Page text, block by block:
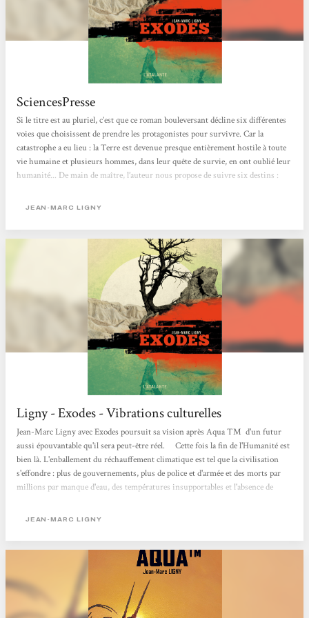
SciencesPresse
Si le titre est au pluriel, c’est que ce roman bouleversant décline six différentes
voies que choisissent de prendre les protagonistes pour survivre. Car la
catastrophe a eu lieu : la Terre est devenue presque entièrement hostile à toute
vie humaine et plusieurs hommes, dans leur quête de survie, en ont oublié leur
humanité... De main de maître, l’auteur nous propose de suivre six destins :
le salut dans les religions; tout détruire et précipiter la fin imminente dans une
JEAN-MARC LIGNY
Ligny - Exodes - Vibrations culturelles
Jean-Marc Ligny avec Exodes poursuit sa vision après Aqua TM d'un futur
aussi épouvantable qu'il sera peut-être réel. Cette fois la fin de l'Humanité est
bien là. L'enballement du réchauffement climatique est tel que la civilisation
s'effondre : plus de gouvernements, plus de police et d'armée et des morts par
millions par manque d'eau, des températures insupportables et l'absence de
nous suivons la vie et surtout les errances de cinq personnages plus un sixième
JEAN-MARC LIGNY